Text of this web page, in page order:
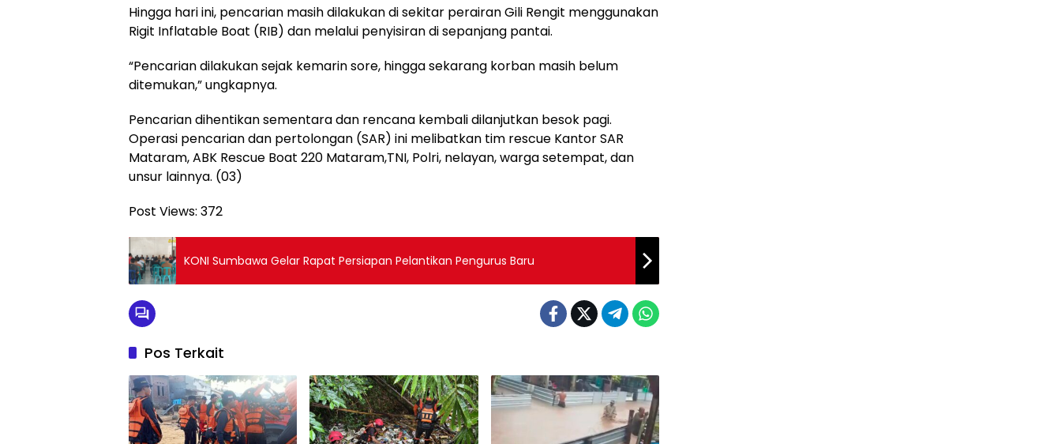
Hingga hari ini, pencarian masih dilakukan di sekitar perairan Gili Rengit menggunakan
Rigit Inflatable Boat (RIB) dan melalui penyisiran di sepanjang pantai.
“Pencarian dilakukan sejak kemarin sore, hingga sekarang korban masih belum
ditemukan,” ungkapnya.
Pencarian dihentikan sementara dan rencana kembali dilanjutkan besok pagi.
Operasi pencarian dan pertolongan (SAR) ini melibatkan tim rescue Kantor SAR
Mataram, ABK Rescue Boat 220 Mataram,TNI, Polri, nelayan, warga setempat, dan
unsur lainnya. (03)
Post Views: 372
KONI Sumbawa Gelar Rapat Persiapan Pelantikan Pengurus Baru
Pos Terkait